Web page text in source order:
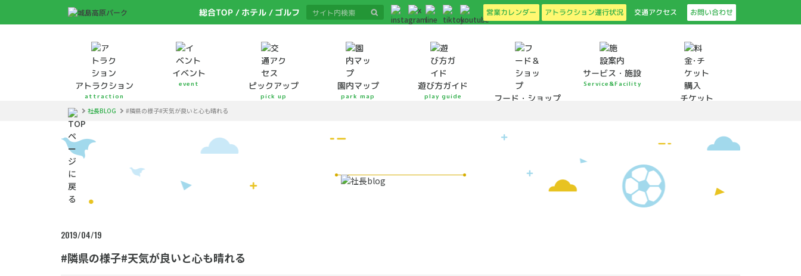
総合TOP ホテル ゴルフ 営業カレンダー アトラクション運行状況 交通アクセス お問い合わせ
アトラクション
attraction
イベント
event ピックアップ
pick up
園内マップ
park map
遊び方ガイド
play guide フード・ショップ
サービス・施設
Service&Facility
チケット
社長BLOG #隣県の様子#天気が良いと心も晴れる
2019/04/19
#隣県の様子#天気が良いと心も晴れる